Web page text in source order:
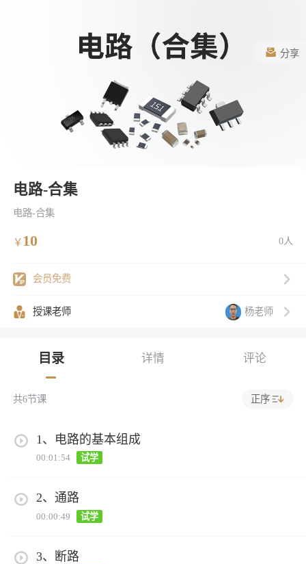
分享
电路-合集
电路-合集
￥10 0人
会员免费
授课老师 杨老师
目录 详情 评论
共6节课 正序
1、电路的基本组成
00:01:54 试学
2、通路
00:00:49 试学
3、断路